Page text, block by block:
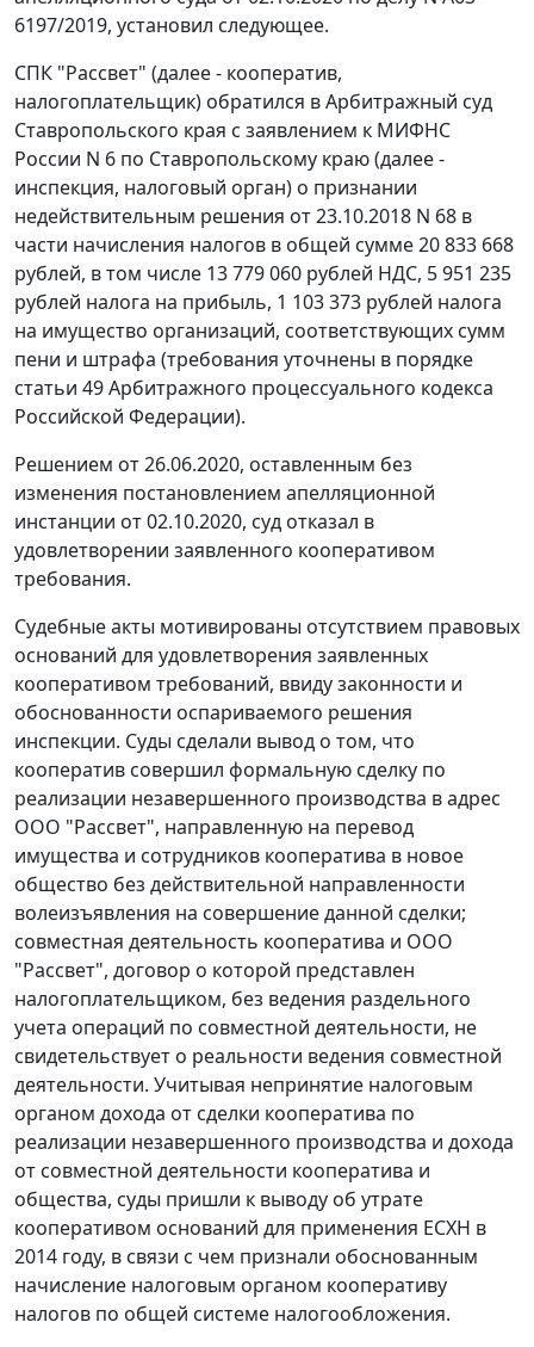
6197/2019, установил следующее.
СПК "Рассвет" (далее - кооператив,
налогоплательщик) обратился в Арбитражный суд
Ставропольского края с заявлением к МИФНС
России N 6 по Ставропольскому краю (далее -
инспекция, налоговый орган) о признании
недействительным решения от 23.10.2018 N 68 в
части начисления налогов в общей сумме 20 833 668
рублей, в том числе 13 779 060 рублей НДС, 5 951 235
рублей налога на прибыль, 1 103 373 рублей налога
на имущество организаций, соответствующих сумм
пени и штрафа (требования уточнены в порядке
статьи 49 Арбитражного процессуального кодекса
Российской Федерации).
Решением от 26.06.2020, оставленным без
изменения постановлением апелляционной
инстанции от 02.10.2020, суд отказал в
удовлетворении заявленного кооперативом
требования.
Судебные акты мотивированы отсутствием правовых
оснований для удовлетворения заявленных
кооперативом требований, ввиду законности и
обоснованности оспариваемого решения
инспекции. Суды сделали вывод о том, что
кооператив совершил формальную сделку по
реализации незавершенного производства в адрес
ООО "Рассвет", направленную на перевод
имущества и сотрудников кооператива в новое
общество без действительной направленности
волеизъявления на совершение данной сделки;
совместная деятельность кооператива и ООО
"Рассвет", договор о которой представлен
налогоплательщиком, без ведения раздельного
учета операций по совместной деятельности, не
свидетельствует о реальности ведения совместной
деятельности. Учитывая непринятие налоговым
органом дохода от сделки кооператива по
реализации незавершенного производства и дохода
от совместной деятельности кооператива и
общества, суды пришли к выводу об утрате
кооперативом оснований для применения ЕСХН в
2014 году, в связи с чем признали обоснованным
начисление налоговым органом кооперативу
налогов по общей системе налогообложения.